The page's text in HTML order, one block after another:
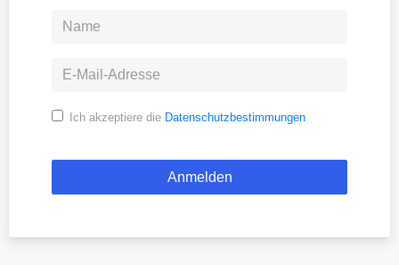
Ich akzeptiere die Datenschutzbestimmungen